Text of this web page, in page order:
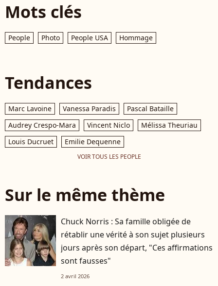
Mots clés
People Photo People USA Hommage
Tendances
Marc Lavoine Vanessa Paradis
Pascal Bataille
Audrey Crespo-Mara
Vincent Niclo
Mélissa Theuriau
Louis Ducruet
Emilie Dequenne
VOIR TOUS LES PEOPLE
Sur le même thème
Chuck Norris : Sa famille obligée de
rétablir une vérité à son sujet plusieurs
jours après son départ, "Ces affirmations
sont fausses"
2 avril 2026